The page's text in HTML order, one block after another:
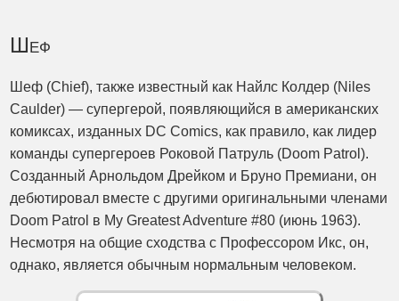
Шеф
Шеф (Chief), также известный как Найлс Колдер (Niles
Caulder) — супергерой, появляющийся в американских
комиксах, изданных DC Comics, как правило, как лидер
команды супергероев Роковой Патруль (Doom Patrol).
Созданный Арнольдом Дрейком и Бруно Премиани, он
дебютировал вместе с другими оригинальными членами
Doom Patrol в My Greatest Adventure #80 (июнь 1963).
Несмотря на общие сходства с Профессором Икс, он,
однако, является обычным нормальным человеком.